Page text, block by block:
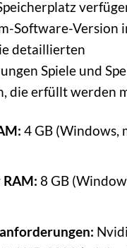
Software-Version
detaillierten
Spiele und
die erfüllt werden
4 GB (Windows,
8 GB